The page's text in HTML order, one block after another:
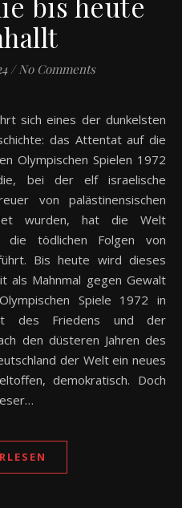
/ No Comments
das Attentat auf die
Olympischen Spielen 1972
bei der elf israelische
von palästinensischen
wurden, hat die Welt
tödlichen Folgen von
Bis heute wird dieses
als Mahnmal gegen Gewalt
Spiele 1972 in
des Friedens und der
den düsteren Jahren des
der Welt ein neues
demokratisch. Doch